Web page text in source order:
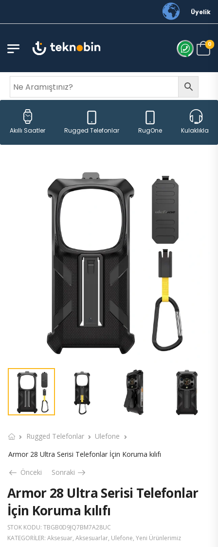
Üyelik
0
Akıllı Saatler Rugged Telefonlar RugOne Kulaklıklar
Rugged Telefonlar
Ulefone
Armor 28 Ultra Serisi Telefonlar İçin Koruma kılıfı
Önceki
Sonraki
Armor 28 Ultra Serisi Telefonlar
İçin Koruma kılıfı
STOK KODU: TBGB0D9JQ7BM7A28UC
KATEGORILER: Aksesuar, Aksesuarlar, Ulefone, Yeni Ürünlerimiz